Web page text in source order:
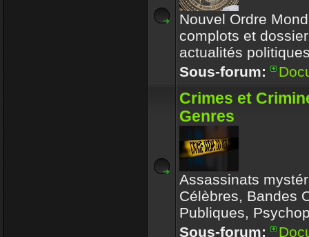
Nouvel Ordre
complots et
actualités
Sous-forum:
Crimes et
Genres
Assassinats
Célèbres, Bandes
Publiques,
Sous-forum: